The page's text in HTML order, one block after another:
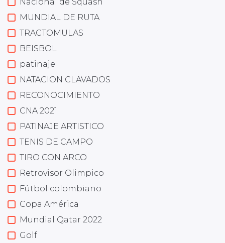
MUNDIAL DE RUTA
TRACTOMULAS
BEISBOL
patinaje
NATACION CLAVADOS
RECONOCIMIENTO
CNA 2021
PATINAJE ARTISTICO
TENIS DE CAMPO
TIRO CON ARCO
Retrovisor Olimpico
Fútbol colombiano
Copa América
Mundial Qatar 2022
Golf